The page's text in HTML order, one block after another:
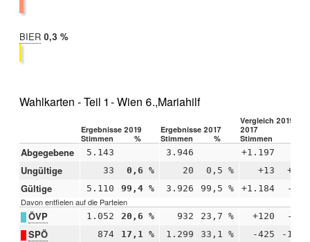
BIER 2019:
0,3 %
Wahlkarten - Teil 1 - Wien 6.,Mariahilf
Ergebnisse 2019 Ergebnisse 2017
Vergleich 2019 –
2017
Stimmen
% Stimmen % Stimmen
Abgegebene 5.143 3.946 +1.197
Ungültige 33 0,6 % 20 0,5 % +13 +0,1
Gültige 5.110 99,4 % 3.926 99,5 % +1.184 -0,1
Davon entfielen auf die Parteien
ÖVP 1.052 20,6 % 932 23,7 % +120 -3,2
SPÖ 874 17,1 % 1.299 33,1 % -425 -16,0